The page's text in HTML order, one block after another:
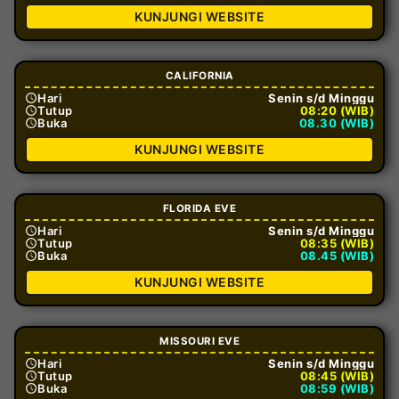
KUNJUNGI WEBSITE
CALIFORNIA
Hari
Senin s/d Minggu
Tutup
08:20 (WIB)
Buka
08.30 (WIB)
KUNJUNGI WEBSITE
FLORIDA EVE
Hari
Senin s/d Minggu
Tutup
08:35 (WIB)
Buka
08.45 (WIB)
KUNJUNGI WEBSITE
MISSOURI EVE
Hari
Senin s/d Minggu
Tutup
08:45 (WIB)
Buka
08:59 (WIB)